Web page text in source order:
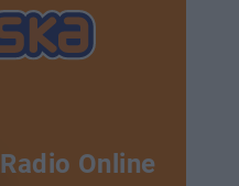
Radio Online